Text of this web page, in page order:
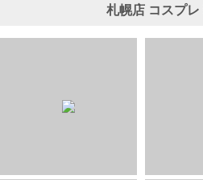
札幌店 コスプレ